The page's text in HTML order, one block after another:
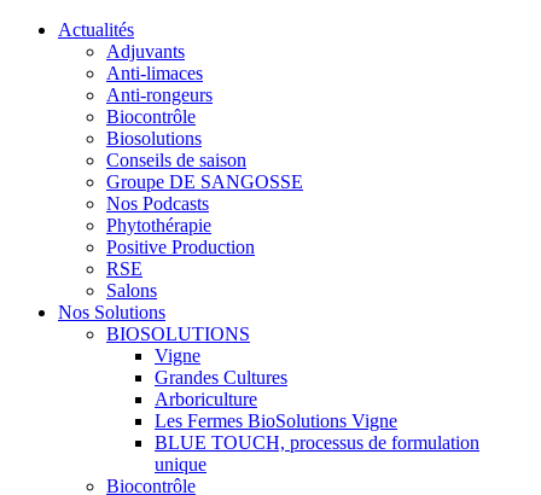
Actualités
Adjuvants
Anti-limaces
Anti-rongeurs
Biocontrôle
Biosolutions
Conseils de saison
Groupe DE SANGOSSE
Nos Podcasts
Phytothérapie
Positive Production
RSE
Salons
Nos Solutions
BIOSOLUTIONS
Vigne
Grandes Cultures
Arboriculture
Les Fermes BioSolutions Vigne
BLUE TOUCH, processus de formulation
unique
Biocontrôle